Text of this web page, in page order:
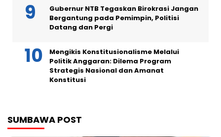
Gubernur NTB Tegaskan Birokrasi Jangan
Bergantung pada Pemimpin, Politisi
Datang dan Pergi
Mengikis Konstitusionalisme Melalui
Politik Anggaran: Dilema Program
Strategis Nasional dan Amanat
Konstitusi
SUMBAWA POST